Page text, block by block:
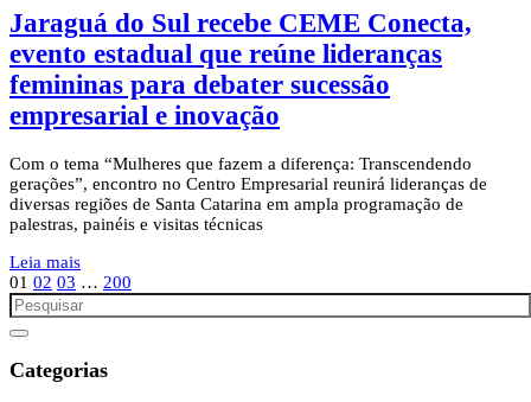
Jaraguá do Sul recebe CEME Conecta,
evento estadual que reúne lideranças
femininas para debater sucessão
empresarial e inovação
Com o tema “Mulheres que fazem a diferença: Transcendendo
gerações”, encontro no Centro Empresarial reunirá lideranças de
diversas regiões de Santa Catarina em ampla programação de
palestras, painéis e visitas técnicas
Leia mais
01 02 03 … 200
Categorias